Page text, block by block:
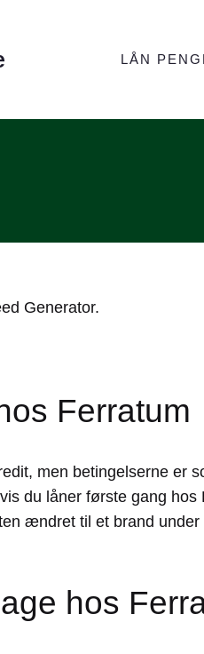
LÅN
Generator.
Ferratum
men betingelserne er
du låner første gang
ændret til et brand
hos